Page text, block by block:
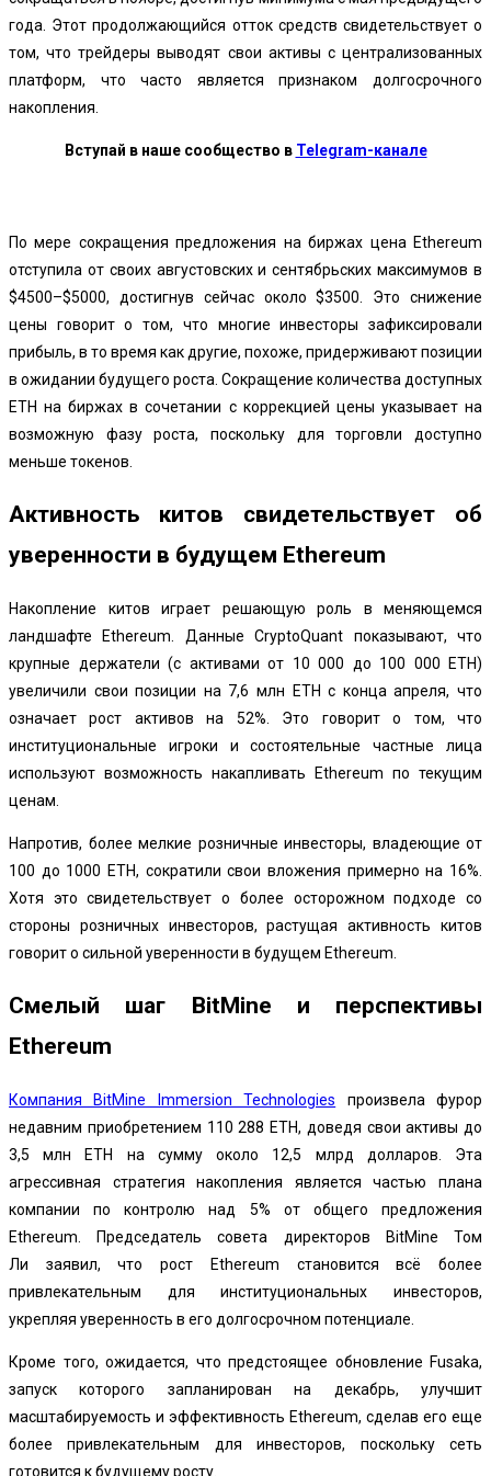
года. Этот продолжающийся отток средств свидетельствует о
том, что трейдеры выводят свои активы с централизованных
платформ, что часто является признаком долгосрочного
накопления.
Вступай в наше сообщество в Telegram-канале
По мере сокращения предложения на биржах цена Ethereum
отступила от своих августовских и сентябрьских максимумов в
$4500–$5000, достигнув сейчас около $3500. Это снижение
цены говорит о том, что многие инвесторы зафиксировали
прибыль, в то время как другие, похоже, придерживают позиции
в ожидании будущего роста. Сокращение количества доступных
ETH на биржах в сочетании с коррекцией цены указывает на
возможную фазу роста, поскольку для торговли доступно
меньше токенов.
Активность китов свидетельствует об
уверенности в будущем Ethereum
Накопление китов играет решающую роль в меняющемся
ландшафте Ethereum. Данные CryptoQuant показывают, что
крупные держатели (с активами от 10 000 до 100 000 ETH)
увеличили свои позиции на 7,6 млн ETH с конца апреля, что
означает рост активов на 52%. Это говорит о том, что
институциональные игроки и состоятельные частные лица
используют возможность накапливать Ethereum по текущим
ценам.
Напротив, более мелкие розничные инвесторы, владеющие от
100 до 1000 ETH, сократили свои вложения примерно на 16%.
Хотя это свидетельствует о более осторожном подходе со
стороны розничных инвесторов, растущая активность китов
говорит о сильной уверенности в будущем Ethereum.
Смелый шаг BitMine и перспективы
Ethereum
Компания BitMine Immersion Technologies произвела фурор
недавним приобретением 110 288 ETH, доведя свои активы до
3,5 млн ETH на сумму около 12,5 млрд долларов. Эта
агрессивная стратегия накопления является частью плана
компании по контролю над 5% от общего предложения
Ethereum.
Председатель совета директоров BitMine Том
Ли заявил, что рост Ethereum становится всё более
привлекательным для институциональных инвесторов,
укрепляя уверенность в его долгосрочном потенциале.
Кроме того, ожидается, что предстоящее обновление Fusaka,
запуск которого запланирован на декабрь, улучшит
масштабируемость и эффективность Ethereum, сделав его еще
более привлекательным для инвесторов, поскольку сеть
готовится к будущему росту.